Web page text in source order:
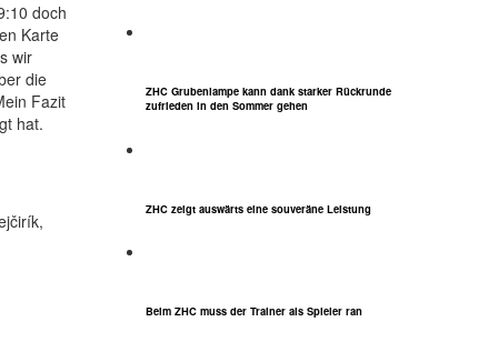
doch
Karte
wir
die
Fazit
hat.
ZHC Grubenlampe kann dank starker Rückrunde
zufrieden in den Sommer gehen
ZHC zeigt auswärts eine souveräne Leistung
Beim ZHC muss der Trainer als Spieler ran